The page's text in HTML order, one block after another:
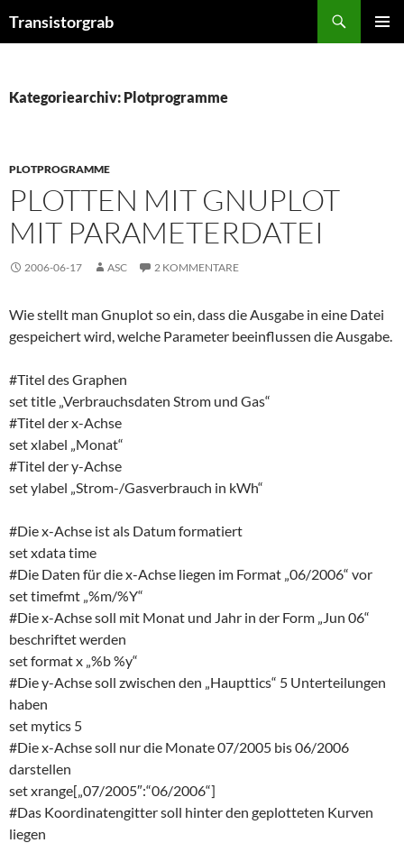
Inhalt
Transistorgrab
Kategoriearchiv: Plotprogramme
PLOTPROGRAMME
PLOTTEN MIT GNUPLOT
MIT PARAMETERDATEI
2006-06-17 ASC 2 KOMMENTARE
Wie stellt man Gnuplot so ein, dass die Ausgabe in eine Datei
gespeichert wird, welche Parameter beeinflussen die Ausgabe.
#Titel des Graphen
set title „Verbrauchsdaten Strom und Gas“
#Titel der x-Achse
set xlabel „Monat“
#Titel der y-Achse
set ylabel „Strom-/Gasverbrauch in kWh“
#Die x-Achse ist als Datum formatiert
set xdata time
#Die Daten für die x-Achse liegen im Format „06/2006“ vor
set timefmt „%m/%Y“
#Die x-Achse soll mit Monat und Jahr in der Form „Jun 06“
beschriftet werden
set format x „%b %y“
#Die y-Achse soll zwischen den „Haupttics“ 5 Unterteilungen
haben
set mytics 5
#Die x-Achse soll nur die Monate 07/2005 bis 06/2006
darstellen
set xrange[„07/2005″:“06/2006“]
#Das Koordinatengitter soll hinter den geplotteten Kurven
liegen